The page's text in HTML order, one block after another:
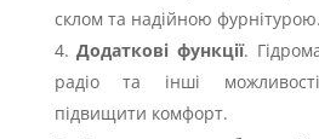
склом та надійною фурнітурою.
Додаткові функції.
радіо та інші
підвищити комфорт.